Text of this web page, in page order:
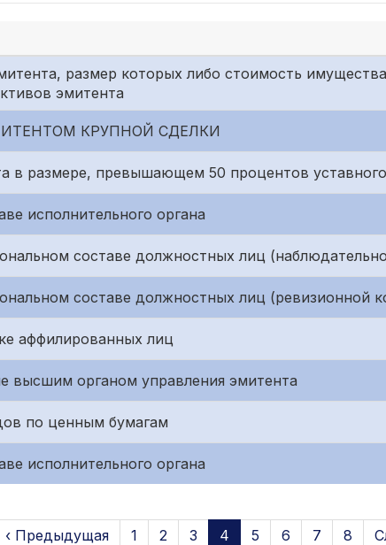
размер которых либо стоимость
эмитента
КРУПНОЙ СДЕЛКИ
в размере, превышающем 50 процентов
исполнительного органа
составе должностных лиц
составе должностных лиц (ревизионной
аффилированных лиц
высшим органом управления эмитента
по ценным бумагам
исполнительного органа
‹ Предыдущая 1 2 3 4 5 6 7 8